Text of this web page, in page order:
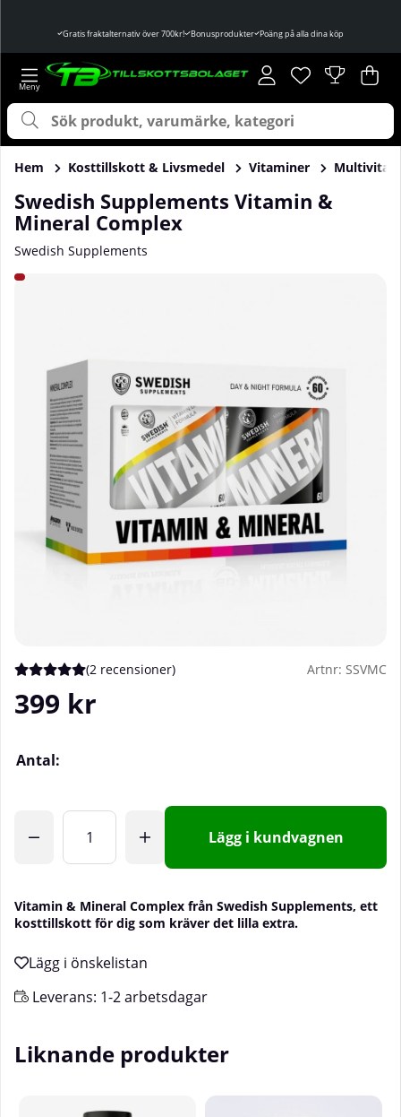
Gratis fraktalternativ över 700kr! Bonusprodukter Poäng på alla dina köp
Önskelista
Antal i
. .
Hem Kosttillskott & Livsmedel Vitaminer
Swedish Supplements Vitamin &
Mineral Complex
Swedish Supplements
Produktbilder Swedish Supplements Vitamin & Mineral
Medelbetyg 5 av 5 Antal betyg 2
(2 recensioner) Artnr: SSVMC
399 kr
Antal:
Lägg i kundvagnen
Vitamin & Mineral Complex från Swedish Supplements, ett
kosttillskott för dig som kräver det lilla extra.
Leverans: 1-2 arbetsdagar
Liknande produkter